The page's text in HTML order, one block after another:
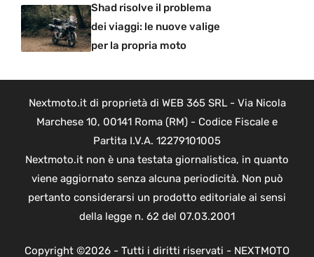
Shad risolve il problema
dei viaggi: le nuove valige
per la propria moto
Nextmoto.it di proprietà di WEB 365 SRL - Via Nicola
Marchese 10, 00141 Roma (RM) - Codice Fiscale e
Partita I.V.A. 12279101005
Nextmoto.it non è una testata giornalistica, in quanto
viene aggiornato senza alcuna periodicità. Non può
pertanto considerarsi un prodotto editoriale ai sensi
della legge n. 62 del 07.03.2001
Copyright ©2026 - Tutti i diritti riservati - NEXTMOTO